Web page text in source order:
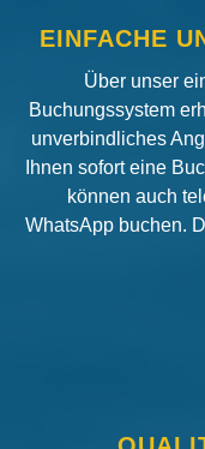
EINFACHE
Über unser
Buchungssystem
unverbindliches
Ihnen sofort eine
können auch
WhatsApp buchen.